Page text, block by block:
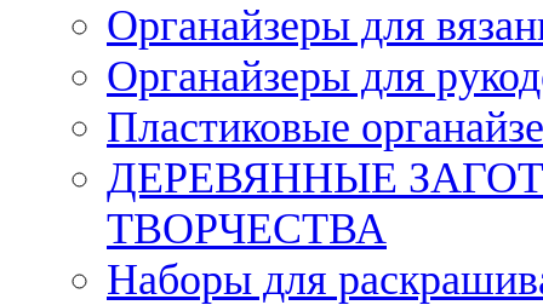
Органайзеры для
Органайзеры для
Пластиковые
ДЕРЕВЯННЫЕ
ТВОРЧЕСТВА
Наборы для